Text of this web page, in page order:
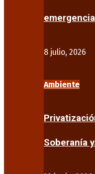
8 julio, 2026
Ambiente
Soberanía